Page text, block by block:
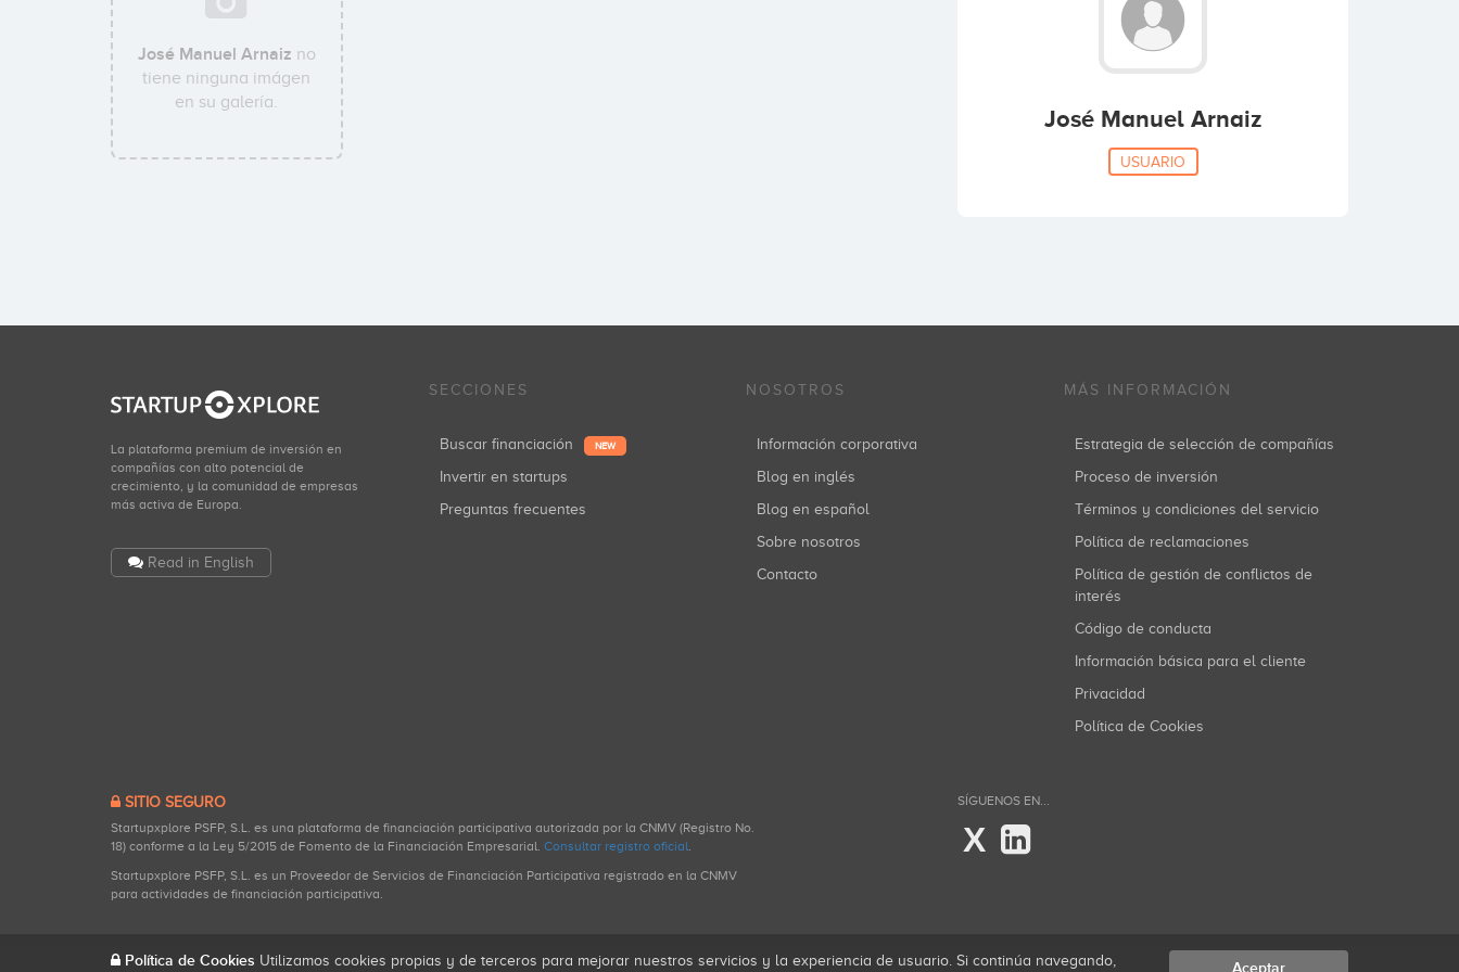
José Manuel Arnaiz no
tiene ninguna imágen
en su galería.
José Manuel Arnaiz
USUARIO
La plataforma premium de inversión en
compañías con alto potencial de
crecimiento, y la comunidad de empresas
más activa de Europa.
Read in English
SECCIONES
Buscar financiación NEW
Invertir en startups
Preguntas frecuentes
NOSOTROS
Información corporativa
Blog en inglés
Blog en español
Sobre nosotros
Contacto
MÁS INFORMACIÓN
Estrategia de selección de compañías
Proceso de inversión
Términos y condiciones del servicio
Política de reclamaciones
Política de gestión de conflictos de
interés
Código de conducta
Información básica para el cliente
Privacidad
Política de Cookies
SITIO SEGURO
Startupxplore PSFP, S.L. es una plataforma de financiación participativa autorizada por la CNMV (Registro No.
18) conforme a la Ley 5/2015 de Fomento de la Financiación Empresarial. Consultar registro oficial.
Startupxplore PSFP, S.L. es un Proveedor de Servicios de Financiación Participativa registrado en la CNMV
para actividades de financiación participativa.
SÍGUENOS EN...
X
Política de Cookies Utilizamos cookies propias y de terceros para mejorar nuestros servicios y la experiencia de usuario. Si continúa navegando, Aceptar